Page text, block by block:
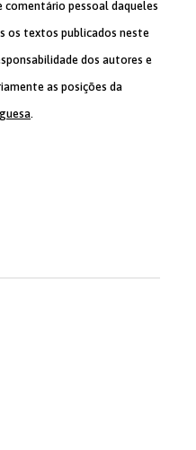
comentário pessoal daqueles
os textos publicados neste
dos autores e
as posições da
.